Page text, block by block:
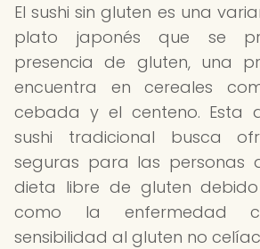
El sushi sin gluten es una
plato japonés que se
presencia de gluten, una
encuentra en cereales
cebada y el centeno. Esta
sushi tradicional busca
seguras para las personas
dieta libre de gluten
como la enfermedad
sensibilidad al gluten no